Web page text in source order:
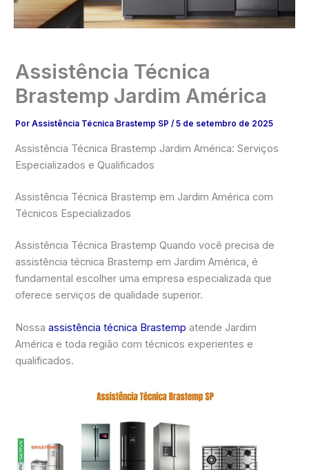
Assistência Técnica
Brastemp Jardim América
PorAssistência Técnica Brastemp SP/5 de setembro de 2025
Assistência Técnica Brastemp Jardim América: Serviços
Especializados e Qualificados
Assistência Técnica Brastemp em Jardim América com
Técnicos Especializados
Assistência Técnica Brastemp Quando você precisa de
assistência técnica Brastemp em Jardim América, é
fundamental escolher uma empresa especializada que
oferece serviços de qualidade superior.
Nossaassistência técnica Brastemp atende Jardim
América e toda região com técnicos experientes e
qualificados.